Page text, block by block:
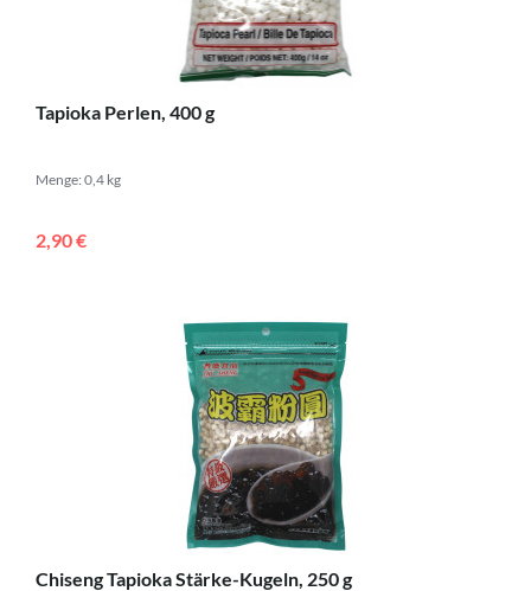
Tapioka Perlen, 400 g
Menge: 0,4 kg
2,90 €
Chiseng Tapioka Stärke-Kugeln, 250 g